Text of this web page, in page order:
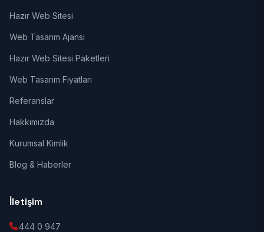
Hazır Web Sitesi
Web Tasarım Ajansı
Hazır Web Sitesi Paketleri
Web Tasarım Fiyatları
Referanslar
Hakkımızda
Kurumsal Kimlik
Blog & Haberler
İletişim
444 0 947